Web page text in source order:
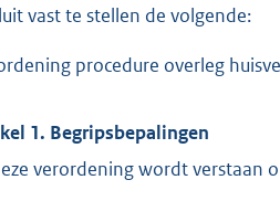
vast te stellen de volgende:
procedure overleg
1. Begripsbepalingen
verordening wordt verstaan